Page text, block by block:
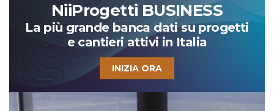
NiiProgetti BUSINESS
La più grande banca dati su progetti
e cantieri attivi in Italia
INIZIA ORA